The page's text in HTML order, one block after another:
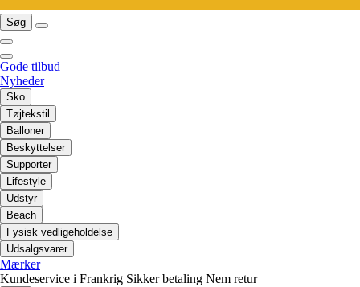
Søg
Gode tilbud
Nyheder
Sko
Tøjtekstil
Balloner
Beskyttelser
Supporter
Lifestyle
Udstyr
Beach
Fysisk vedligeholdelse
Udsalgsvarer
Mærker
Kundeservice i Frankrig Sikker betaling Nem retur